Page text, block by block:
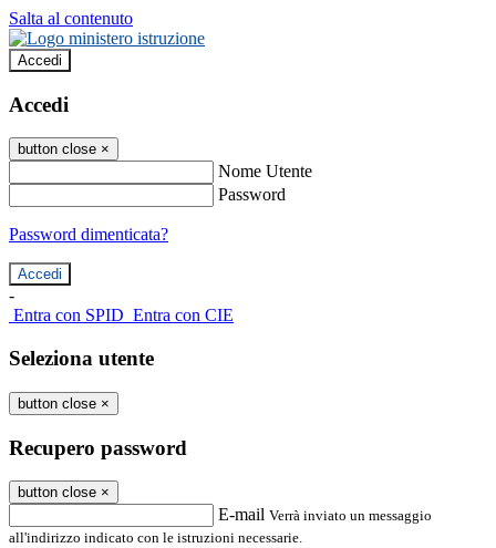
Salta al contenuto
Accedi
Accedi
button close ×
Nome Utente
Password
Password dimenticata?
-
Entra con SPID Entra con CIE
Seleziona utente
button close ×
Recupero password
button close ×
E-mail Verrà inviato un messaggio
all'indirizzo indicato con le istruzioni necessarie.